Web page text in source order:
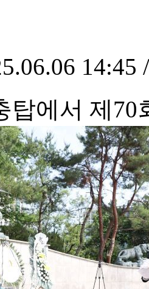
14:45
탑에서 제